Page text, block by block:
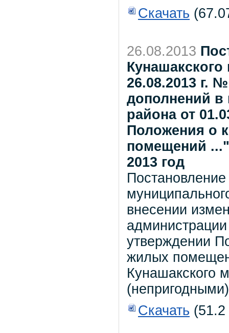
Скачать
26.08.2013
26.08.2013 г.
дополнений в
района от
Положения о
помещений ..."
2013 год
внесении
утверждении
жилых
Кунашакского
Скачать